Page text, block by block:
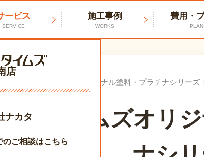
店
ナカタ
のご相談はこちら
ービス
SERVICE
施工事例
WORKS
費用・
PLAN
プロタイムズオリジナル塗料・プラチナシリーズ
ロタイムズオリ